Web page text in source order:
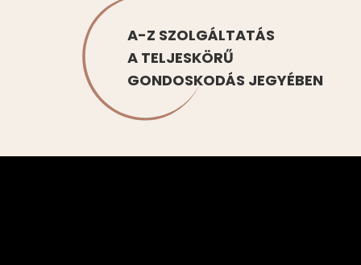
A-Z SZOLGÁLTATÁS
A TELJESKÖRŰ
GONDOSKODÁS JEGYÉBEN